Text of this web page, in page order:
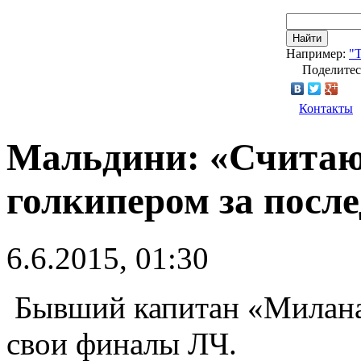
Найти
Например:
Контакты
Мальдини:
голкипером за
6.6.2015, 01:30
Бывший капитан
свои финалы ЛЧ.